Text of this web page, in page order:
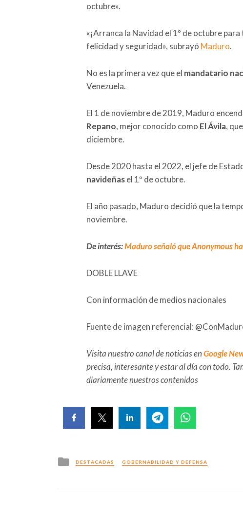
octubre».
«¡Arranca la Navidad el 1º de octubre
felicidad y seguridad», subrayó Maduro.
No es la primera vez que el mandatario
Venezuela.
El 1 de noviembre de 2019, Maduro
Repano, mejor conocido como El Ávila,
diciembre.
Desde 2020 hasta el 2022, el jefe de
navideñasel 1º de octubre.
El año pasado, Maduro decidió que la
noviembre.
De interés:Maduro señaló que Anonymous
DOBLE LLAVE
Con información de medios nacionales
Fuente de imagen referencial:
Visita nuestro canal de noticias enGoogle
precisa, interesante y estar al día con todo.
diariamente nuestros contenidos
Posted
in
DESTACADAS GOBERNABILIDAD Y DEFENSA